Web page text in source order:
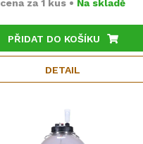
cena za 1 kus • Na skladě
PŘIDAT DO KOŠÍKU
DETAIL